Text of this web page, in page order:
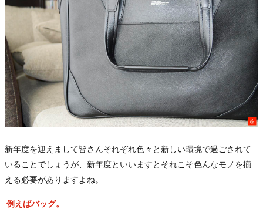
新年度を迎えまして皆さんそれぞれ色々と新しい環境で過ごされて
いることでしょうが、新年度といいますとそれこそ色んなモノを揃
える必要がありますよね。
例えばバッグ。